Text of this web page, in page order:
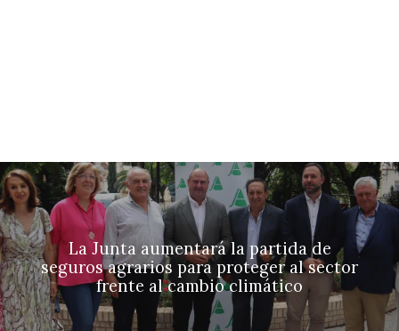
La Junta aumentará la partida de
seguros agrarios para proteger al sector
frente al cambio climático